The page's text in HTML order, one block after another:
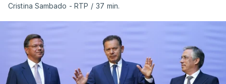
Cristina Sambado - RTP / 37 min.